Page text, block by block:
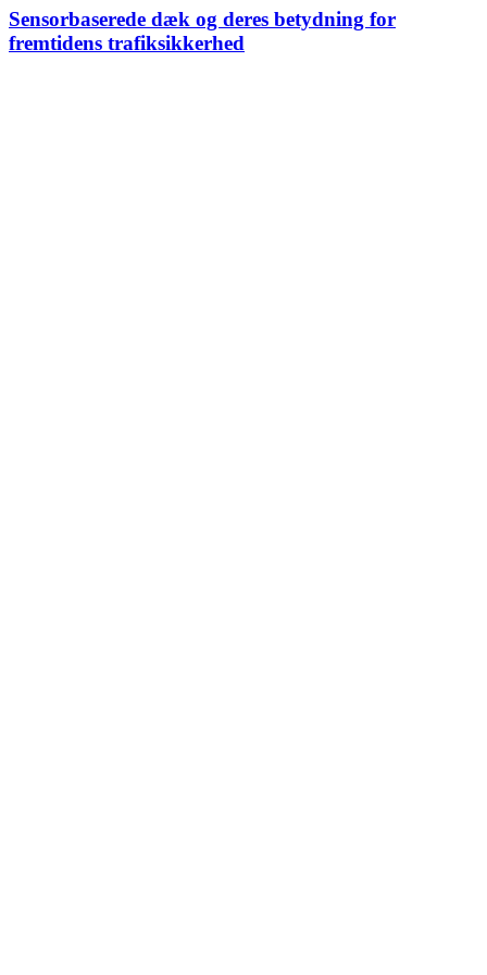
Sensorbaserede dæk og deres betydning for
fremtidens trafiksikkerhed